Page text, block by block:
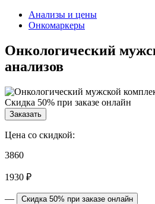
Анализы и цены
Онкомаркеры
Онкологический
анализов
Скидка 50% при заказе онлайн
Заказать
Цена со скидкой:
3860
1930 ₽
— Cкидка 50% при заказе онлайн